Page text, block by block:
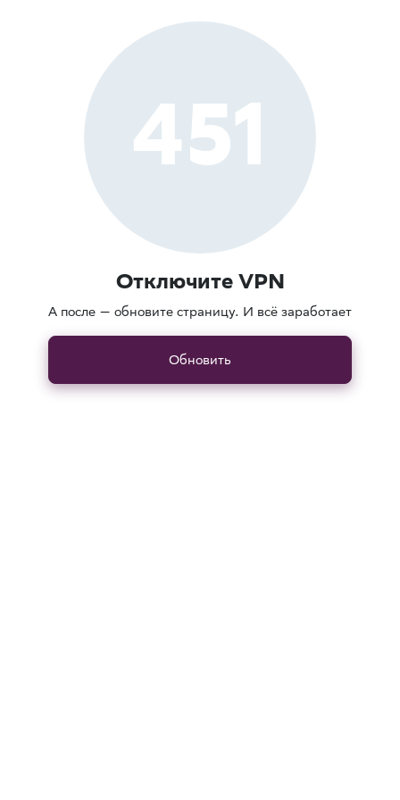
451
Отключите VPN
А после — обновите страницу. И всё заработает
Обновить